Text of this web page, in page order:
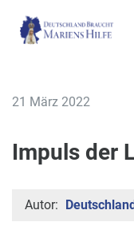
21 März 2022
Impuls der
Autor: